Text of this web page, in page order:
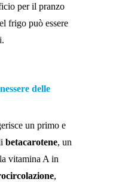
per il pranzo
frigo può essere
delle
un primo e
betacarotene, un
vitamina A in
,